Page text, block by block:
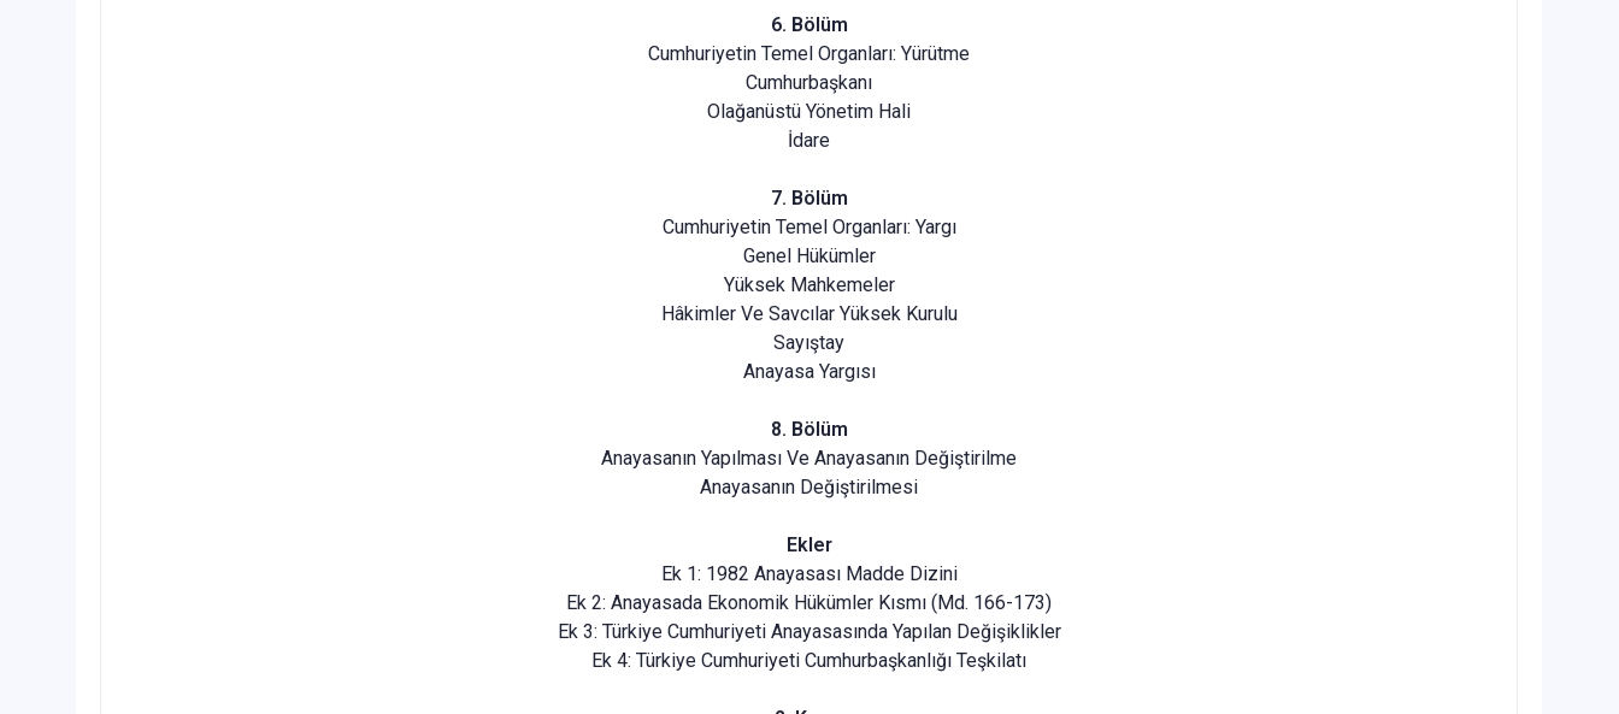
6. Bölüm
Cumhuriyetin Temel Organları: Yürütme
Cumhurbaşkanı
Olağanüstü Yönetim Hali
İdare
7. Bölüm
Cumhuriyetin Temel Organları: Yargı
Genel Hükümler
Yüksek Mahkemeler
Hâkimler Ve Savcılar Yüksek Kurulu
Sayıştay
Anayasa Yargısı
8. Bölüm
Anayasanın Yapılması Ve Anayasanın Değiştirilme
Anayasanın Değiştirilmesi
Ekler
Ek 1: 1982 Anayasası Madde Dizini
Ek 2: Anayasada Ekonomik Hükümler Kısmı (Md. 166-173)
Ek 3: Türkiye Cumhuriyeti Anayasasında Yapılan Değişiklikler
Ek 4: Türkiye Cumhuriyeti Cumhurbaşkanlığı Teşkilatı